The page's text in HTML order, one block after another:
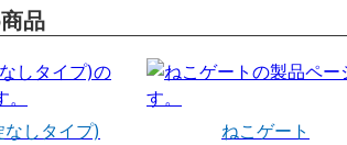
品
しタイプ)
ねこゲート